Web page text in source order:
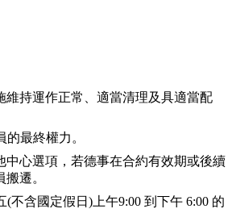
維持運作正常、適當清理及具適當配
的最終權力。
中心選項，若德事在合約有效期或後續
遷。
(不含國定假日)上午9:00 到下午 6:00 的